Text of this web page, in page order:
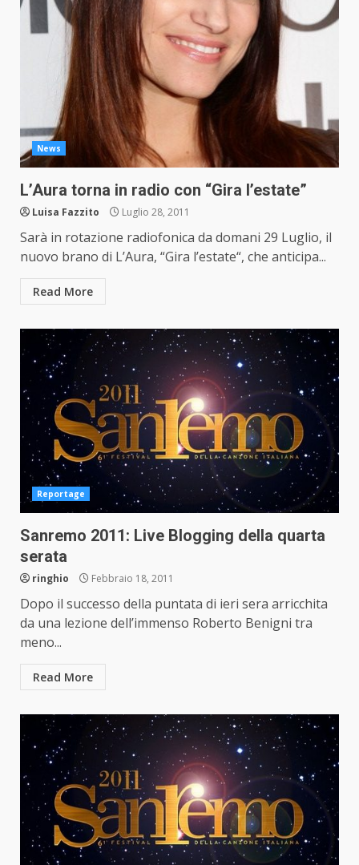
News
L’Aura torna in radio con “Gira l’estate”
Luisa Fazzito Luglio 28, 2011
Sarà in rotazione radiofonica da domani 29 Luglio, il
nuovo brano di L’Aura, “Gira l’estate“, che anticipa...
Read More
Reportage
Sanremo 2011: Live Blogging della quarta
serata
ringhio Febbraio 18, 2011
Dopo il successo della puntata di ieri sera arricchita
da una lezione dell’immenso Roberto Benigni tra
meno...
Read More